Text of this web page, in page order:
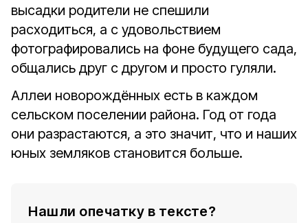
высадки родите­ли не спешили
расходиться, а с удоволь­ствием
фотографировались на фоне бу­дущего сада,
общались друг с другом и просто гуляли.
Аллеи новорождённых есть в каж­дом
сельском поселении района. Год от года
они разрастаются, а это значит, что и наших
юных земляков становит­ся больше.
Нашли опечатку в тексте?